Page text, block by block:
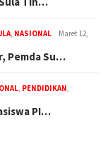
, NASIONAL
Maret 12,
Pemda Su…
, PENDIDIKAN,
PI…